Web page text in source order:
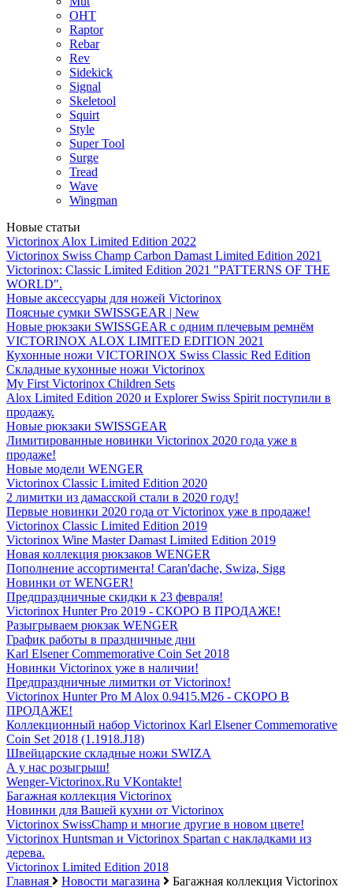
OHT
Raptor
Rebar
Rev
Sidekick
Signal
Skeletool
Squirt
Style
Super Tool
Surge
Tread
Wave
Wingman
Новые статьи
Victorinox Alox Limited Edition 2022
Victorinox Swiss Champ Carbon Damast Limited Edition 2021
Victorinox: Classic Limited Edition 2021 "PATTERNS OF THE
WORLD".
Новые аксессуары для ножей Victorinox
Поясные сумки SWISSGEAR | New
Новые рюкзаки SWISSGEAR с одним плечевым ремнём
VICTORINOX ALOX LIMITED EDITION 2021
Кухонные ножи VICTORINOX Swiss Classic Red Edition
Складные кухонные ножи Victorinox
My First Victorinox Children Sets
Alox Limited Edition 2020 и Explorer Swiss Spirit поступили в
продажу.
Новые рюкзаки SWISSGEAR
Лимитированные новинки Victorinox 2020 года уже в
продаже!
Новые модели WENGER
Victorinox Classic Limited Edition 2020
2 лимитки из дамасской стали в 2020 году!
Первые новинки 2020 года от Victorinox уже в продаже!
Victorinox Classic Limited Edition 2019
Victorinox Wine Master Damast Limited Edition 2019
Новая коллекция рюкзаков WENGER
Пополнение ассортимента! Caran'dache, Swiza, Sigg
Новинки от WENGER!
Предпраздничные скидки к 23 февраля!
Victorinox Hunter Pro 2019 - СКОРО В ПРОДАЖЕ!
Разыгрываем рюкзак WENGER
График работы в праздничные дни
Karl Elsener Commemorative Coin Set 2018
Новинки Victorinox уже в наличии!
Предпраздничные лимитки от Victorinox!
Victorinox Hunter Pro M Alox 0.9415.M26 - СКОРО В
ПРОДАЖЕ!
Коллекционный набор Victorinox Karl Elsener Commemorative
Coin Set 2018 (1.1918.J18)
Швейцарские складные ножи SWIZA
А у нас розыгрыш!
Wenger-Victorinox.Ru VKontakte!
Багажная коллекция Victorinox
Новинки для Вашей кухни от Victorinox
Victorinox SwissChamp и многие другие в новом цвете!
Victorinox Huntsman и Victorinox Spartan с накладками из
дерева.
Victorinox Limited Edition 2018
Главная
Новости магазина Багажная коллекция Victorinox